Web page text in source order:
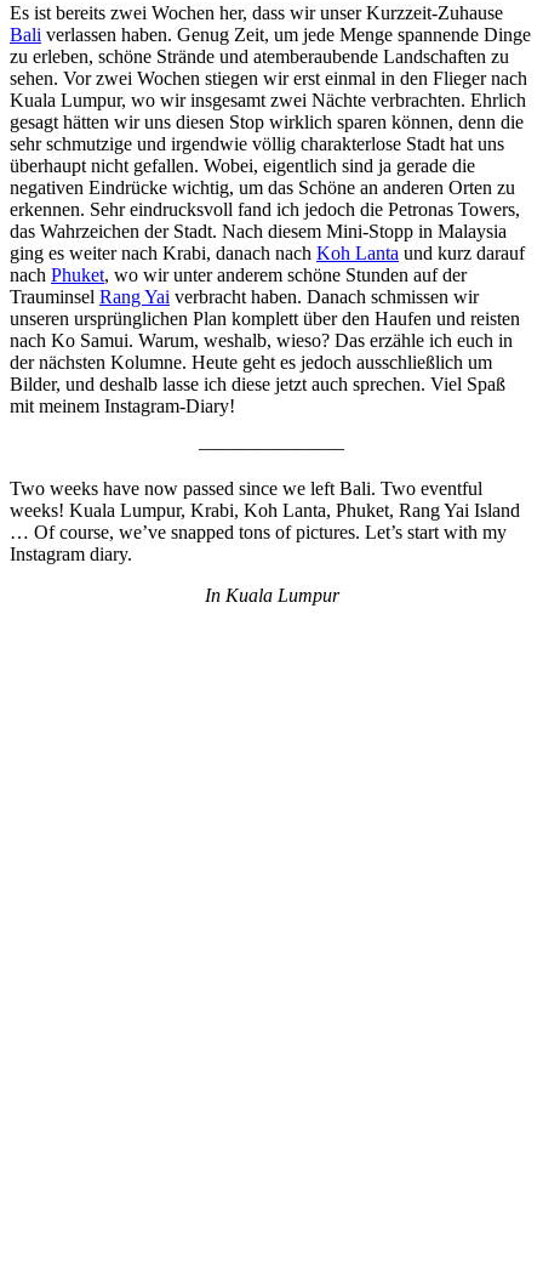
Es ist bereits zwei Wochen her, dass wir unser Kurzzeit-Zuhause
Bali verlassen haben. Genug Zeit, um jede Menge spannende Dinge
zu erleben, schöne Strände und atemberaubende Landschaften zu
sehen. Vor zwei Wochen stiegen wir erst einmal in den Flieger nach
Kuala Lumpur, wo wir insgesamt zwei Nächte verbrachten. Ehrlich
gesagt hätten wir uns diesen Stop wirklich sparen können, denn die
sehr schmutzige und irgendwie völlig charakterlose Stadt hat uns
überhaupt nicht gefallen. Wobei, eigentlich sind ja gerade die
negativen Eindrücke wichtig, um das Schöne an anderen Orten zu
erkennen. Sehr eindrucksvoll fand ich jedoch die Petronas Towers,
das Wahrzeichen der Stadt. Nach diesem Mini-Stopp in Malaysia
ging es weiter nach Krabi, danach nach Koh Lanta und kurz darauf
nach Phuket, wo wir unter anderem schöne Stunden auf der
Trauminsel Rang Yai verbracht haben. Danach schmissen wir
unseren ursprünglichen Plan komplett über den Haufen und reisten
nach Ko Samui. Warum, weshalb, wieso? Das erzähle ich euch in
der nächsten Kolumne. Heute geht es jedoch ausschließlich um
Bilder, und deshalb lasse ich diese jetzt auch sprechen. Viel Spaß
mit meinem Instagram-Diary!
———————–
Two weeks have now passed since we left Bali. Two eventful
weeks! Kuala Lumpur, Krabi, Koh Lanta, Phuket, Rang Yai Island
… Of course, we’ve snapped tons of pictures. Let’s start with my
Instagram diary.
In Kuala Lumpur